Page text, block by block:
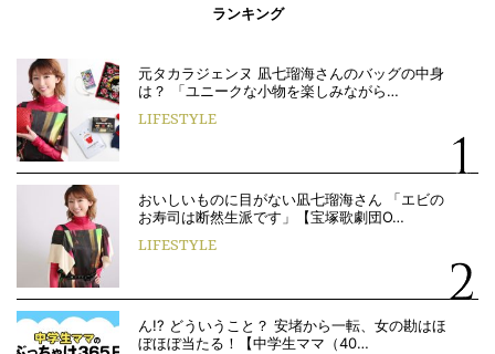
ランキング
元タカラジェンヌ 凪七瑠海さんのバッグの中身
は？ 「ユニークな小物を楽しみながら…
LIFESTYLE
おいしいものに目がない凪七瑠海さん 「エビの
お寿司は断然生派です」【宝塚歌劇団O…
LIFESTYLE
ん!? どういうこと？ 安堵から一転、女の勘はほ
ぼほぼ当たる！【中学生ママ（40…